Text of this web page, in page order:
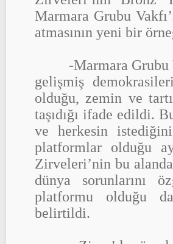
Marmara Grubu
atmasının yeni bir
-Marmara Grubu
gelişmiş
olduğu, zemin ve
taşıdığı ifade edildi.
ve herkesin
platformlar olduğu
Zirveleri’nin bu
dünya sorunlarını
platformu olduğu
belirtildi.